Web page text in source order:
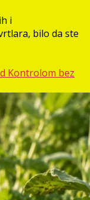
i
bilo da ste
Kontrolom bez